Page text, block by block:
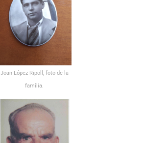
Joan López Ripoll, foto de la
família.